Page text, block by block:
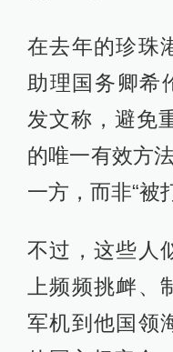
在去年的珍珠
助理国务卿希
发文称，避免
的唯一有效方
一方，而非“被
不过，这些人
上频频挑衅
军机到他国领